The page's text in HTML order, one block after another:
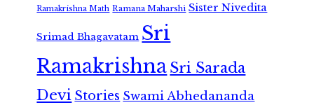
Ramakrishna Math Ramana Maharshi Sister Nivedita
Srimad Bhagavatam Sri
RamakrishnaSri Sarada
Devi Stories Swami Abhedananda